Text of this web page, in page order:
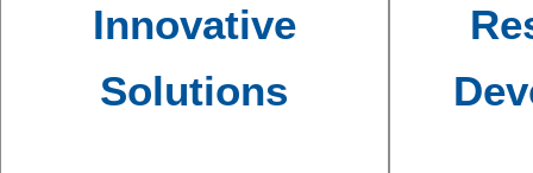
Innovative
Solutions